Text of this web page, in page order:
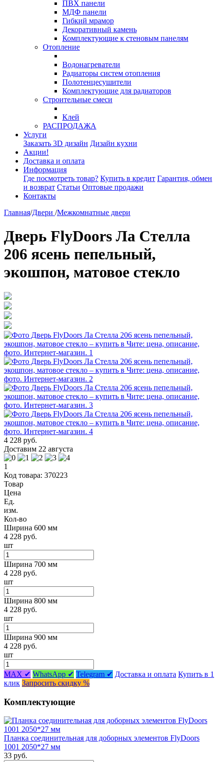
ПВХ панели
МДФ панели
Гибкий мрамор
Декоративный камень
Комплектующие к стеновым панелям
Отопление
Водонагреватели
Радиаторы систем отопления
Полотенцесушители
Комплектующие для радиаторов
Строительные смеси
Клей
РАСПРОДАЖА
Услуги
Заказать 3D дизайн Дизайн кухни
Акции!
Доставка и оплата
Информация
Где посмотреть товар? Купить в кредит Гарантия, обмен
и возврат Статьи Оптовые продажи
Контакты
Главная/Двери /Межкомнатные двери
Дверь FlyDoors Ла Стелла
206 ясень пепельный,
экошпон, матовое стекло
4 228 руб.
Доставим 22 августа
1
Код товара: 370223
Товар
Цена
Ед.
изм.
Кол-во
Ширина 600 мм
4 228 руб.
шт
Ширина 700 мм
4 228 руб.
шт
Ширина 800 мм
4 228 руб.
шт
Ширина 900 мм
4 228 руб.
шт
MAX ✔ WhatsApp ✔ Telegram ✔ Доставка и оплата Купить в 1
клик Запросить скидку %
Комплектующие
Планка соединительная для доборных элементов FlyDoors
1001 2050*27 мм
33 руб.